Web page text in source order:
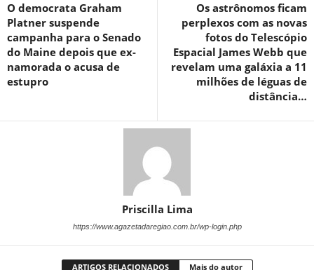
O democrata Graham
Platner suspende
campanha para o Senado
do Maine depois que ex-
namorada o acusa de
estupro
Os astrônomos ficam
perplexos com as novas
fotos do Telescópio
Espacial James Webb que
revelam uma galáxia a 11
milhões de léguas de
distância…
Priscilla Lima
https://www.agazetadaregiao.com.br/wp-login.php
ARTIGOS RELACIONADOS Mais do autor